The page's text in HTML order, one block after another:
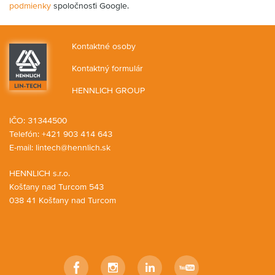
podmienky spoločnosťi Google.
Kontaktné osoby
Kontaktný formulár
HENNLICH GROUP
HENNLICH s.r.o.
Košťany nad Turcom 543
038 41 Košťany nad Turcom
IČO: 31344500
Telefón: +421 903 414 643
E-mail: lintech@hennlich.sk